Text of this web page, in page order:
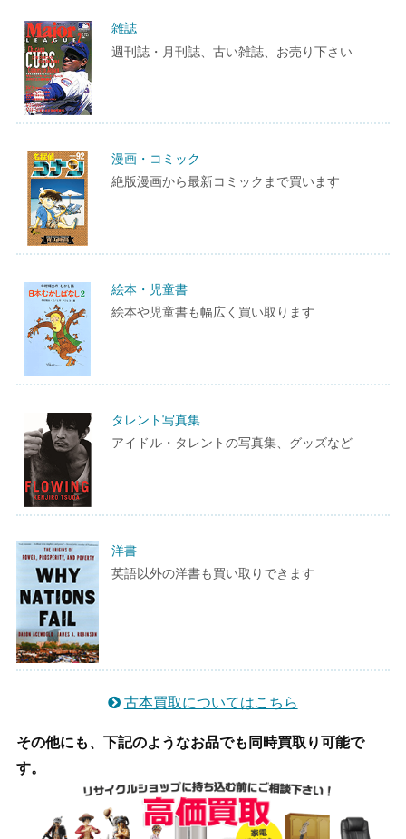
雑誌
週刊誌・月刊誌、古い雑誌、お売り下さい
漫画・コミック
絶版漫画から最新コミックまで買います
絵本・児童書
絵本や児童書も幅広く買い取ります
タレント写真集
アイドル・タレントの写真集、グッズなど
洋書
英語以外の洋書も買い取りできます
古本買取についてはこちら
その他にも、下記のようなお品でも同時買取り可能で
す。